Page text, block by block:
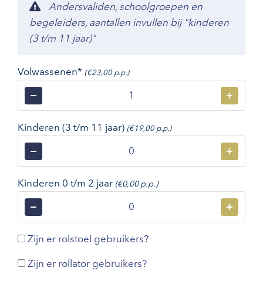
Andersvaliden, schoolgroepen en
begeleiders, aantallen invullen bij "kinderen
(3 t/m 11 jaar)"
Volwassenen* (€23,00 p.p.)
− +
Kinderen (3 t/m 11 jaar) (€19,00 p.p.)
− +
Kinderen 0 t/m 2 jaar (€0,00 p.p.)
− +
Zijn er rolstoel gebruikers?
Zijn er rollator gebruikers?